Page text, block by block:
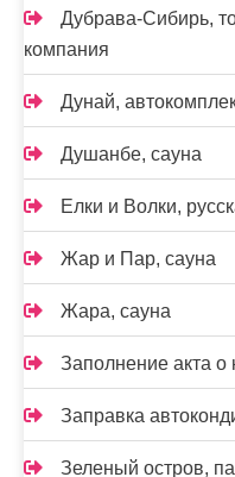
Дубрава-Сибирь,
компания
Дунай,
Душанбе, сауна
Елки и Волки,
Жар и Пар, сауна
Жара, сауна
Заполнение акта о
Заправка
Зеленый остров,